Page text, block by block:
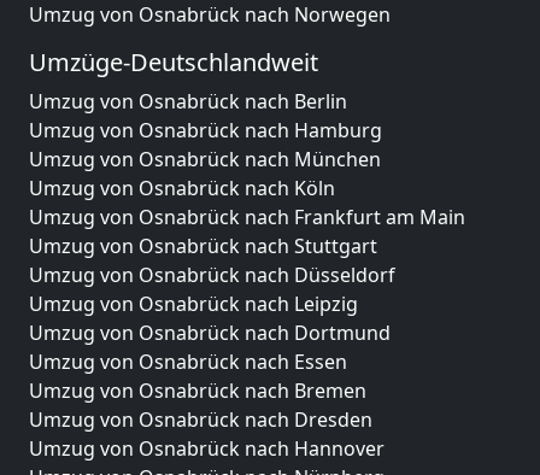
Umzug von Osnabrück nach Norwegen
Umzüge-Deutschlandweit
Umzug von Osnabrück nach Berlin
Umzug von Osnabrück nach Hamburg
Umzug von Osnabrück nach München
Umzug von Osnabrück nach Köln
Umzug von Osnabrück nach Frankfurt am Main
Umzug von Osnabrück nach Stuttgart
Umzug von Osnabrück nach Düsseldorf
Umzug von Osnabrück nach Leipzig
Umzug von Osnabrück nach Dortmund
Umzug von Osnabrück nach Essen
Umzug von Osnabrück nach Bremen
Umzug von Osnabrück nach Dresden
Umzug von Osnabrück nach Hannover